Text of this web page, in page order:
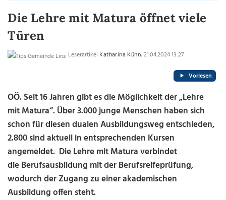
Die Lehre mit Matura öffnet viele
Türen
Leserartikel Katharina Kühn, 21.04.2024 13:27
Vorlesen
OÖ. Seit 16 Jahren gibt es die Möglichkeit der „Lehre
mit Matura“. Über 3.000 junge Menschen haben sich
schon für diesen dualen Ausbildungsweg entschieden,
2.800 sind aktuell in entsprechenden Kursen
angemeldet. Die Lehre mit Matura verbindet
die Berufsausbildung mit der Berufsreifeprüfung,
wodurch der Zugang zu einer akademischen
Ausbildung offen steht.